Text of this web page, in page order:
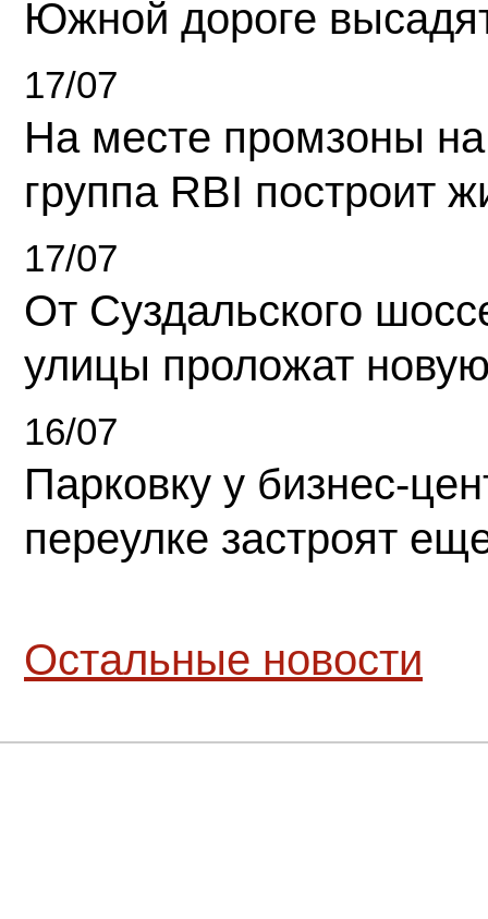
Южной дороге
17/07
На месте промзоны
группа RBI построит
17/07
От Суздальского
улицы проложат
16/07
Парковку у бизнес-
переулке застроят
Остальные новости